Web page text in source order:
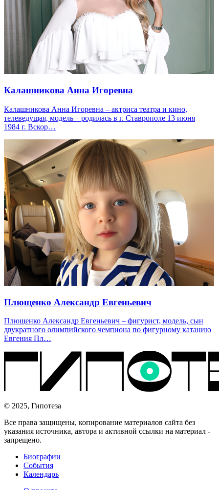
Калашникова Анна Игоревна
Калашникова Анна Игоревна – актриса театра и кино,
телеведущая, модель – родилась в г. Ставрополе 13 июня
1984 г. Вскор…
Плющенко Александр Евгеньевич
Плющенко Александр Евгеньевич – фигурист, модель, сын
двукратного олимпийского чемпиона по фигурному катанию
Евгения Пл…
© 2025, Гипотеза
Все права защищены, копирование материалов сайта без
указания источника, автора и активной ссылки на материал -
запрещено.
Биографии
События
Календарь